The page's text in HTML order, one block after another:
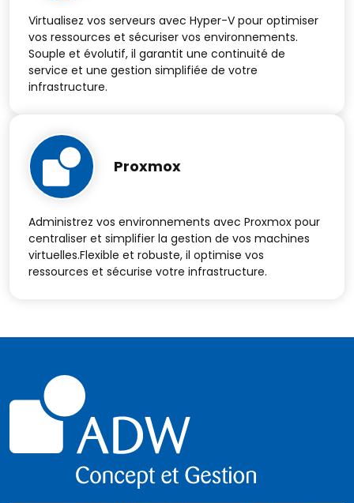
Virtualisez vos serveurs avec Hyper-V pour optimiser
vos ressources et sécuriser vos environnements.
Souple et évolutif, il garantit une continuité de
service et une gestion simplifiée de votre
infrastructure.
Proxmox
Administrez vos environnements avec Proxmox pour
centraliser et simplifier la gestion de vos machines
virtuelles.Flexible et robuste, il optimise vos
ressources et sécurise votre infrastructure.